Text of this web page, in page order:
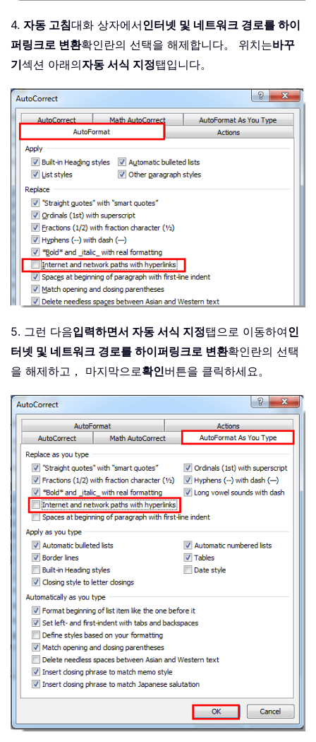
4. 자동 고침대화 상자에서인터넷 및 네트워크 경로를 하이
퍼링크로 변환확인란의 선택을 해제합니다。 위치는바꾸
기섹션 아래의자동 서식 지정탭입니다。
5. 그런 다음입력하면서 자동 서식 지정탭으로 이동하여인
터넷 및 네트워크 경로를 하이퍼링크로 변환확인란의 선택
을 해제하고， 마지막으로확인버튼을 클릭하세요。